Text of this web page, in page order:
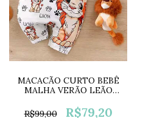
MACACÃO CURTO BEBÊ
MALHA VERÃO LEÃO
R$99,00
R$79,20